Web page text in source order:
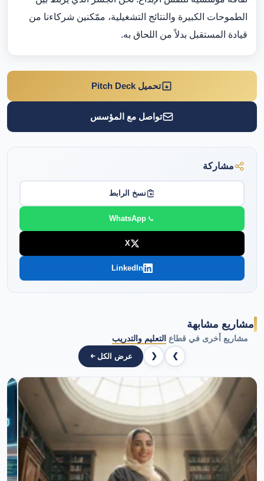
الطموحات الكبيرة والنتائج التشغيلية، ممّكنين شركاءنا من
قيادة المستقبل بدلاً من اللحاق به.
تحميل Pitch Deck
تواصل مع المؤسس
مشاركة
نسخ الرابط
WhatsApp
X
LinkedIn
مشاريع مشابهة
مشاريع أخرى في قطاع التعليم والتدريب
❯
❮ عرض الكل